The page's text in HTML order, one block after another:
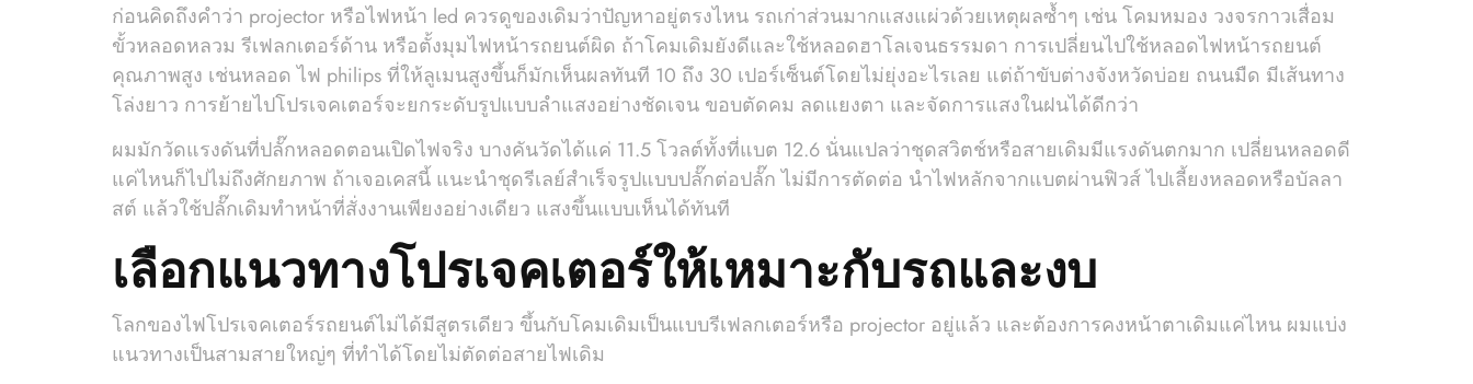
ก่อนคิดถึงคำว่า projector หรือไฟหน้า led ควรดูของเดิมว่าปัญหาอยู่ตรงไหน รถเก่าส่วนมากแสงแผ่วด้วยเหตุผลซ้ำๆ เช่น โคมหมอง วงจรกาวเสื่อม
ขั้วหลอดหลวม รีเฟลกเตอร์ด้าน หรือตั้งมุมไฟหน้ารถยนต์ผิด ถ้าโคมเดิมยังดีและใช้หลอดฮาโลเจนธรรมดา การเปลี่ยนไปใช้หลอดไฟหน้ารถยนต์
คุณภาพสูง เช่นหลอด ไฟ philips ที่ให้ลูเมนสูงขึ้นก็มักเห็นผลทันที 10 ถึง 30 เปอร์เซ็นต์โดยไม่ยุ่งอะไรเลย แต่ถ้าขับต่างจังหวัดบ่อย ถนนมืด มีเส้นทาง
โล่งยาว การย้ายไปโปรเจคเตอร์จะยกระดับรูปแบบลำแสงอย่างชัดเจน ขอบตัดคม ลดแยงตา และจัดการแสงในฝนได้ดีกว่า
ผมมักวัดแรงดันที่ปลั๊กหลอดตอนเปิดไฟจริง บางคันวัดได้แค่ 11.5 โวลต์ทั้งที่แบต 12.6 นั่นแปลว่าชุดสวิตช์หรือสายเดิมมีแรงดันตกมาก เปลี่ยนหลอดดี
แค่ไหนก็ไปไม่ถึงศักยภาพ ถ้าเจอเคสนี้ แนะนำชุดรีเลย์สำเร็จรูปแบบปลั๊กต่อปลั๊ก ไม่มีการตัดต่อ นำไฟหลักจากแบตผ่านฟิวส์ ไปเลี้ยงหลอดหรือบัลลา
สต์ แล้วใช้ปลั๊กเดิมทำหน้าที่สั่งงานเพียงอย่างเดียว แสงขึ้นแบบเห็นได้ทันที
เลือกแนวทางโปรเจคเตอร์ให้เหมาะกับรถและงบ
โลกของไฟโปรเจคเตอร์รถยนต์ไม่ได้มีสูตรเดียว ขึ้นกับโคมเดิมเป็นแบบรีเฟลกเตอร์หรือ projector อยู่แล้ว และต้องการคงหน้าตาเดิมแค่ไหน ผมแบ่ง
แนวทางเป็นสามสายใหญ่ๆ ที่ทำได้โดยไม่ตัดต่อสายไฟเดิม